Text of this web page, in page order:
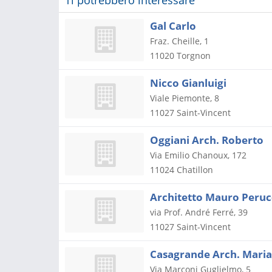
Gal Carlo
Fraz. Cheille, 1
11020 Torgnon
Nicco Gianluigi
Viale Piemonte, 8
11027 Saint-Vincent
Oggiani Arch. Roberto
Via Emilio Chanoux, 172
11024 Chatillon
Architetto Mauro
via Prof. André Ferré, 39
11027 Saint-Vincent
Casagrande Arch.
Via Marconi Guglielmo, 5